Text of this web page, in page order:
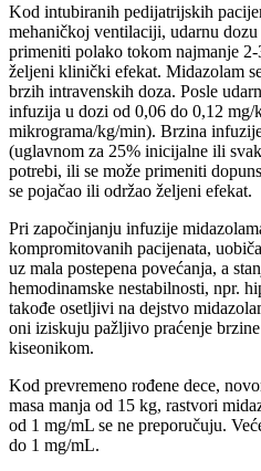
Kod intubiranih pedijatrijskih
mehaničkoj ventilaciji, udarnu
primeniti polako tokom najmanje
željeni klinički efekat. Midazolam
brzih intravenskih doza. Posle
infuzija u dozi od 0,06 do 0,12 mg/
mikrograma/kg/min). Brzina
(uglavnom za 25% inicijalne ili
potrebi, ili se može primeniti
se pojačao ili održao željeni efekat.
Pri započinjanju infuzije
kompromitovanih pacijenata,
uz mala postepena povećanja, a
hemodinamske nestabilnosti, npr.
takođe osetljivi na dejstvo
oni iziskuju pažljivo praćenje
kiseonikom.
Kod prevremeno rođene dece,
masa manja od 15 kg, rastvori
od 1 mg/mL se ne preporučuju.
do 1 mg/mL.